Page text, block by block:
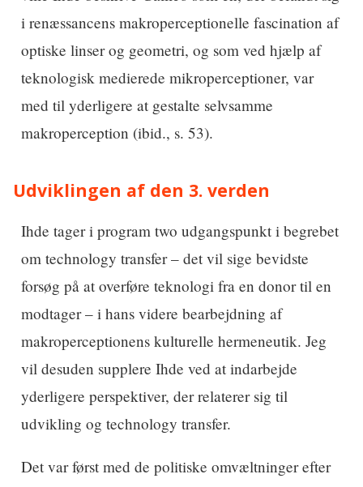
i renæssancens makroperceptionelle fascination af
optiske linser og geometri, og som ved hjælp af
teknologisk medierede mikroperceptioner, var
med til yderligere at gestalte selvsamme
makroperception (ibid., s. 53).
Udviklingen af den 3. verden
Ihde tager i program two udgangspunkt i begrebet
om technology transfer – det vil sige bevidste
forsøg på at overføre teknologi fra en donor til en
modtager – i hans videre bearbejdning af
makroperceptionens kulturelle hermeneutik. Jeg
vil desuden supplere Ihde ved at indarbejde
yderligere perspektiver, der relaterer sig til
udvikling og technology transfer.
Det var først med de politiske omvæltninger efter